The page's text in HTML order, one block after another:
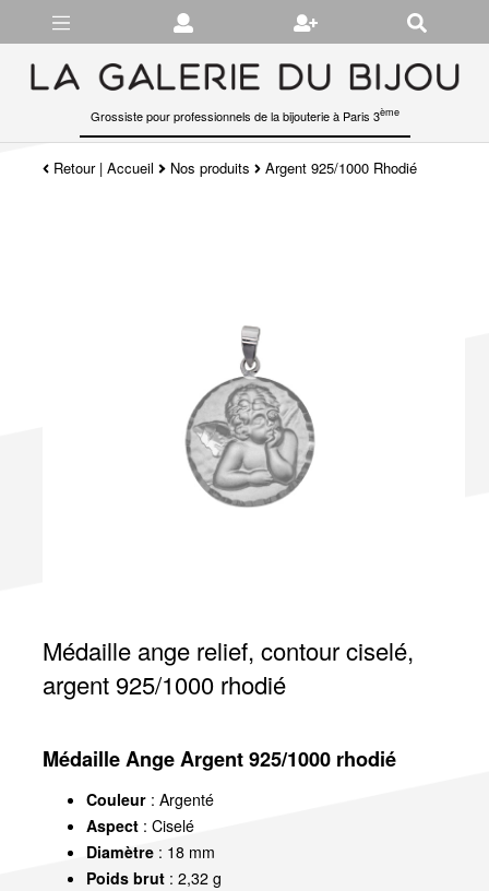
Grossiste pour professionnels de la bijouterie à Paris 3ème
Retour|Accueil Nos produits Argent 925/1000 Rhodié
Médaille ange relief, contour ciselé,
argent 925/1000 rhodié
Médaille Ange Argent 925/1000 rhodié
Couleur: Argenté
Aspect: Ciselé
Diamètre: 18 mm
Poids brut: 2,32 g
Gérer les préférences en matière de cookies